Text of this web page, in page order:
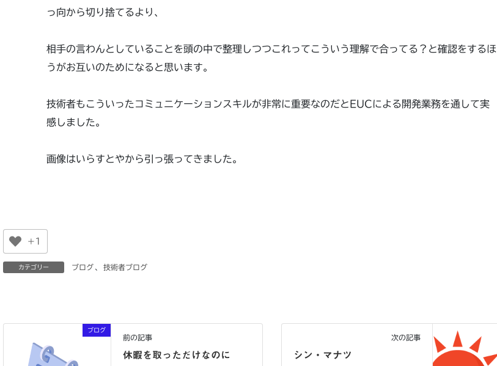
っ向から切り捨てるより、
相手の言わんとしていることを頭の中で整理しつつこれってこういう理解で合ってる？と確認をするほ
うがお互いのためになると思います。
技術者もこういったコミュニケーションスキルが非常に重要なのだとEUCによる開発業務を通して実
感しました。
画像はいらすとやから引っ張ってきました。
+1
カテゴリー ブログ 、 技術者ブログ
ブログ
前の記事
休暇を取っただけなのに
次の記事
シン・マナツ